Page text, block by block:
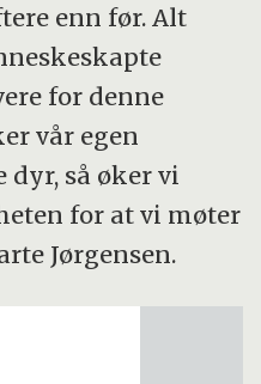
enn før. Alt
for denne
vår egen
så øker vi
for at vi møter
Jørgensen.